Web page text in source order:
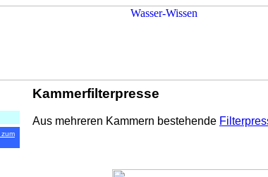
zum
Kammerfilterpresse
Aus mehreren Kammern bestehende